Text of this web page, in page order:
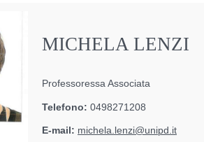
MICHELA LENZI
Professoressa Associata
Telefono: 0498271208
E-mail: michela.lenzi@unipd.it